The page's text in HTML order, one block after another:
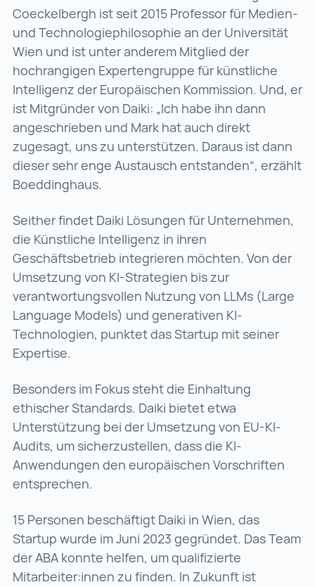
Coeckelbergh ist seit 2015 Professor für Medien-
und Technologiephilosophie an der Universität
Wien und ist unter anderem Mitglied der
hochrangigen Expertengruppe für künstliche
Intelligenz der Europäischen Kommission. Und, er
ist Mitgründer von Daiki: „Ich habe ihn dann
angeschrieben und Mark hat auch direkt
zugesagt, uns zu unterstützen. Daraus ist dann
dieser sehr enge Austausch entstanden“, erzählt
Boeddinghaus.
Seither findet Daiki Lösungen für Unternehmen,
die Künstliche Intelligenz in ihren
Geschäftsbetrieb integrieren möchten. Von der
Umsetzung von KI-Strategien bis zur
verantwortungsvollen Nutzung von LLMs (Large
Language Models) und generativen KI-
Technologien, punktet das Startup mit seiner
Expertise.
Besonders im Fokus steht die Einhaltung
ethischer Standards. Daiki bietet etwa
Unterstützung bei der Umsetzung von EU-KI-
Audits, um sicherzustellen, dass die KI-
Anwendungen den europäischen Vorschriften
entsprechen.
15 Personen beschäftigt Daiki in Wien, das
Startup wurde im Juni 2023 gegründet. Das Team
der ABA konnte helfen, um qualifizierte
Mitarbeiter:innen zu finden. In Zukunft ist